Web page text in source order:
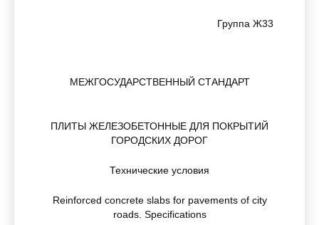
Группа Ж33
МЕЖГОСУДАРСТВЕННЫЙ СТАНДАРТ
ПЛИТЫ ЖЕЛЕЗОБЕТОННЫЕ ДЛЯ ПОКРЫТИЙ
ГОРОДСКИХ ДОРОГ
Технические условия
Reinforced concrete slabs for pavements of city
roads. Specifications